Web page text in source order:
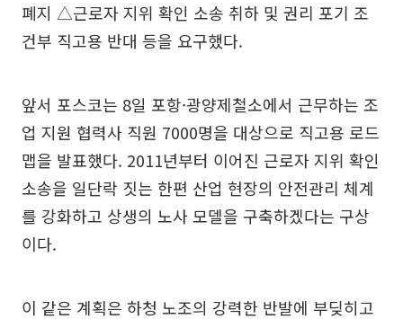
폐지 △근로자 지위 확인 소송 취하 및 권리 포기 조
건부 직고용 반대 등을 요구했다.
앞서 포스코는 8일 포항·광양제철소에서 근무하는 조
업 지원 협력사 직원 7000명을 대상으로 직고용 로드
맵을 발표했다. 2011년부터 이어진 근로자 지위 확인
소송을 일단락 짓는 한편 산업 현장의 안전관리 체계
를 강화하고 상생의 노사 모델을 구축하겠다는 구상
이다.
이 같은 계획은 하청 노조의 강력한 반발에 부딪히고